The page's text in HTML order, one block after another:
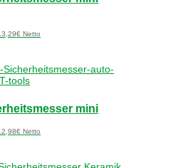
€ Netto
mini
€ Netto